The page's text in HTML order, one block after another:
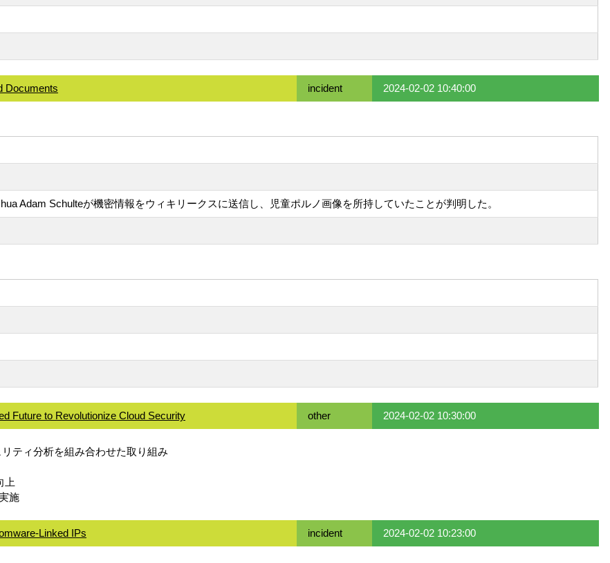
Documents incident 2024-02-02 10:40:00
Adam Schulteが機密情報をウィキリークスに送信し、児童ポルノ画像を所持していたことが判明した。
Future to Revolutionize Cloud Security other
2024-02-02 10:30:00
ティ分析を組み合わせた取り組み
上
施
Linked IPs incident 2024-02-02 10:23:00